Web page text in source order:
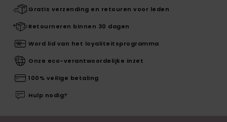
Gratis verzending en retouren voor leden
Retourneren binnen 30 dagen
Word lid van het loyaliteitsprogramma
Onze eco-verantwoordelijke inzet
100% veilige betaling
Hulp nodig?